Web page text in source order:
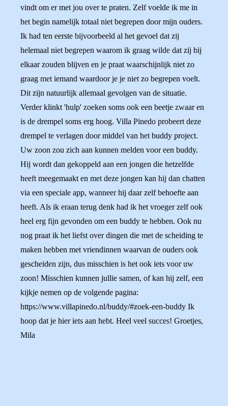
vindt om er met jou over te praten. Zelf voelde ik me in
het begin namelijk totaal niet begrepen door mijn ouders.
Ik had ten eerste bijvoorbeeld al het gevoel dat zij
helemaal niet begrepen waarom ik graag wilde dat zij bij
elkaar zouden blijven en je praat waarschijnlijk niet zo
graag met iemand waardoor je je niet zo begrepen voelt.
Dit zijn natuurlijk allemaal gevolgen van de situatie.
Verder klinkt 'hulp' zoeken soms ook een beetje zwaar en
is de drempel soms erg hoog. Villa Pinedo probeert deze
drempel te verlagen door middel van het buddy project.
Uw zoon zou zich aan kunnen melden voor een buddy.
Hij wordt dan gekoppeld aan een jongen die hetzelfde
heeft meegemaakt en met deze jongen kan hij dan chatten
via een speciale app, wanneer hij daar zelf behoefte aan
heeft. Als ik eraan terug denk had ik het vroeger zelf ook
heel erg fijn gevonden om een buddy te hebben. Ook nu
nog praat ik het liefst over dingen die met de scheiding te
maken hebben met vriendinnen waarvan de ouders ook
gescheiden zijn, dus misschien is het ook iets voor uw
zoon! Misschien kunnen jullie samen, of kan hij zelf, een
kijkje nemen op de volgende pagina:
https://www.villapinedo.nl/buddy/#zoek-een-buddy Ik
hoop dat je hier iets aan hebt. Heel veel succes! Groetjes,
Mila